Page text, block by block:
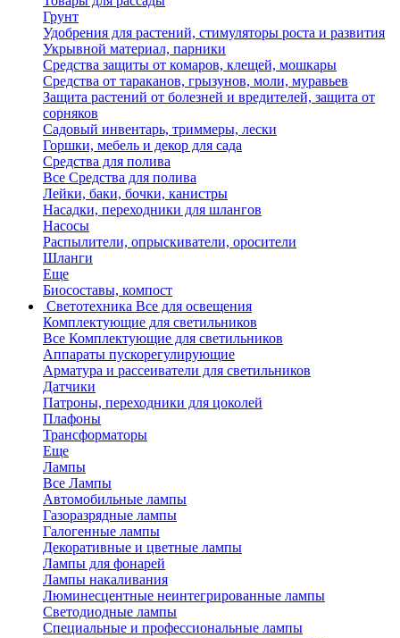
Грунт
Удобрения для растений, стимуляторы роста и развития
Укрывной материал, парники
Средства защиты от комаров, клещей, мошкары
Средства от тараканов, грызунов, моли, муравьев
Защита растений от болезней и вредителей, защита от
сорняков
Садовый инвентарь, триммеры, лески
Горшки, мебель и декор для сада
Средства для полива
Все Средства для полива
Лейки, баки, бочки, канистры
Насадки, переходники для шлангов
Насосы
Распылители, опрыскиватели, оросители
Шланги
Еще
Биосоставы, компост
Светотехника Все для освещения
Комплектующие для светильников
Все Комплектующие для светильников
Аппараты пускорегулирующие
Арматура и рассеиватели для светильников
Датчики
Патроны, переходники для цоколей
Плафоны
Трансформаторы
Еще
Лампы
Все Лампы
Автомобильные лампы
Газоразрядные лампы
Галогенные лампы
Декоративные и цветные лампы
Лампы для фонарей
Лампы накаливания
Люминесцентные неинтегрированные лампы
Светодиодные лампы
Специальные и профессиональные лампы